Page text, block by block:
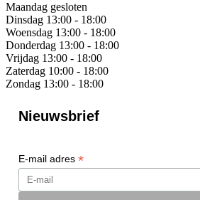
Maandag gesloten
Dinsdag 13:00 - 18:00
Woensdag 13:00 - 18:00
Donderdag 13:00 - 18:00
Vrijdag 13:00 - 18:00
Zaterdag 10:00 - 18:00
Zondag 13:00 - 18:00
Nieuwsbrief
E-mail adres *